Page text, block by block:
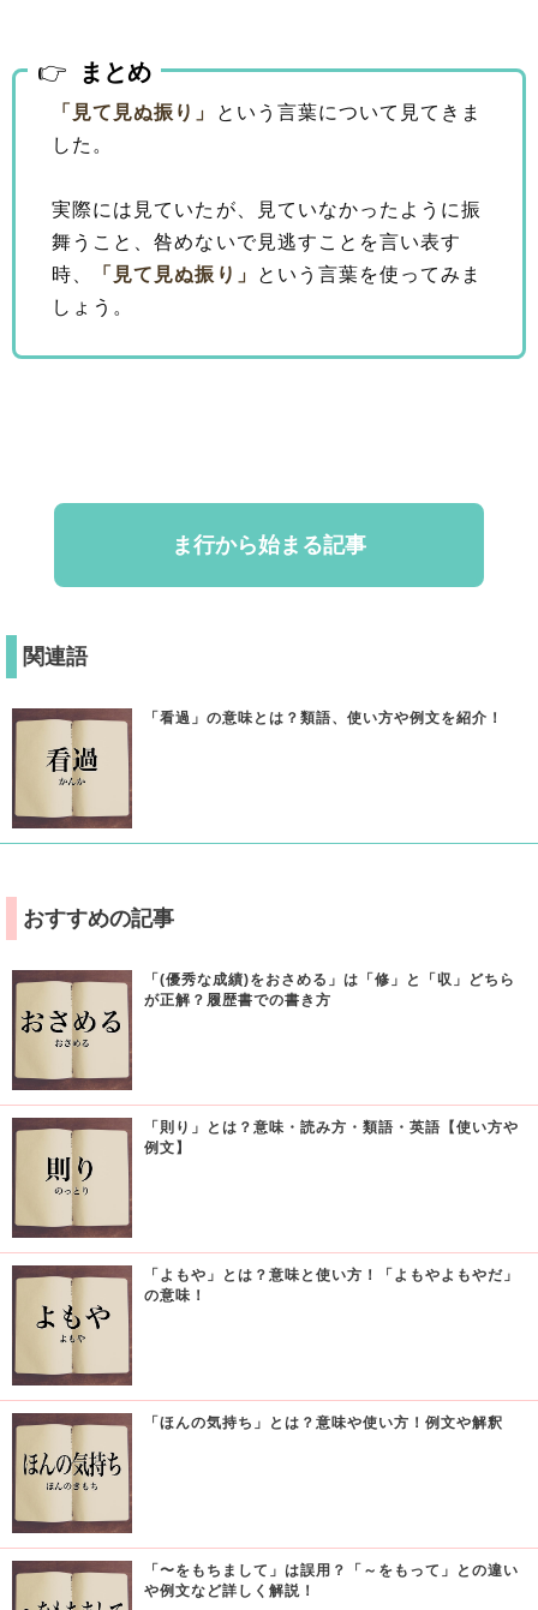
まとめ
「見て見ぬ振り」
という言葉について見てきま
した。
実際には見ていたが、見ていなかったように振
舞うこと、咎めないで見逃すことを言い表す
時、
「見て見ぬ振り」
という言葉を使ってみま
しょう。
ま行から始まる記事
関連語
「看過」の意味とは？類語、使い方や例文を紹介！
おすすめの記事
「(優秀な成績)をおさめる」は「修」と「収」どちら
が正解？履歴書での書き方
「則り」とは？意味・読み方・類語・英語【使い方や
例文】
「よもや」とは？意味と使い方！「よもやよもやだ」
の意味！
「ほんの気持ち」とは？意味や使い方！例文や解釈
「〜をもちまして」は誤用？「～をもって」との違い
や例文など詳しく解説！